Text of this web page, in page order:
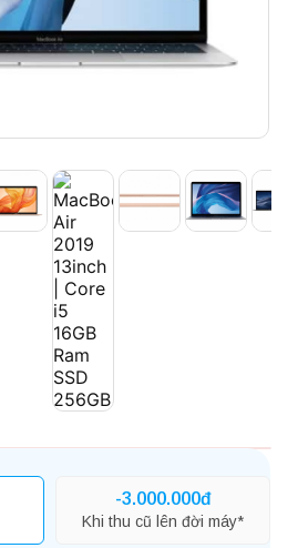
-3.000.000đ
Khi thu cũ lên đời máy*